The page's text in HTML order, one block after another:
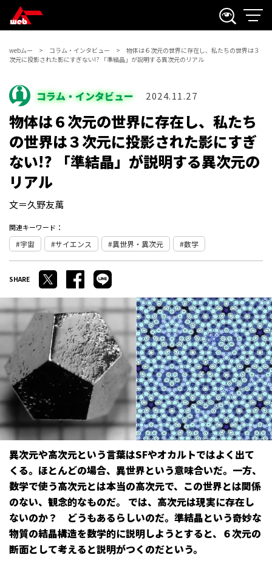
webムー コラム・インタビュー
物体は６次元の世界に存在し、私たちの世界は３
次元に投影された影にすぎない!? 「準結晶」が説明する異次元のリアル
コラム・インタビュー 2024.11.27
物体は６次元の世界に存在し、私たち
の世界は３次元に投影された影にすぎ
ない!? 「準結晶」が説明する異次元の
リアル
文＝久野友萬
関連キーワード：
宇宙 サイエンス 異世界・異次元 数学
異次元や高次元という言葉はSFやオカルトではよく出て
くる。ほとんどの場合、異世界という意味合いだ。一方、
数学で使う高次元とは本当の高次元で、この世界とは関係
のない、観念的なものだ。 では、高次元は現実に存在し
ないのか？ どうもあるらしいのだ。準結晶という奇妙な
物質の結晶構造を数学的に説明しようとすると、６次元の
断面として考えると説明がつくのだという。